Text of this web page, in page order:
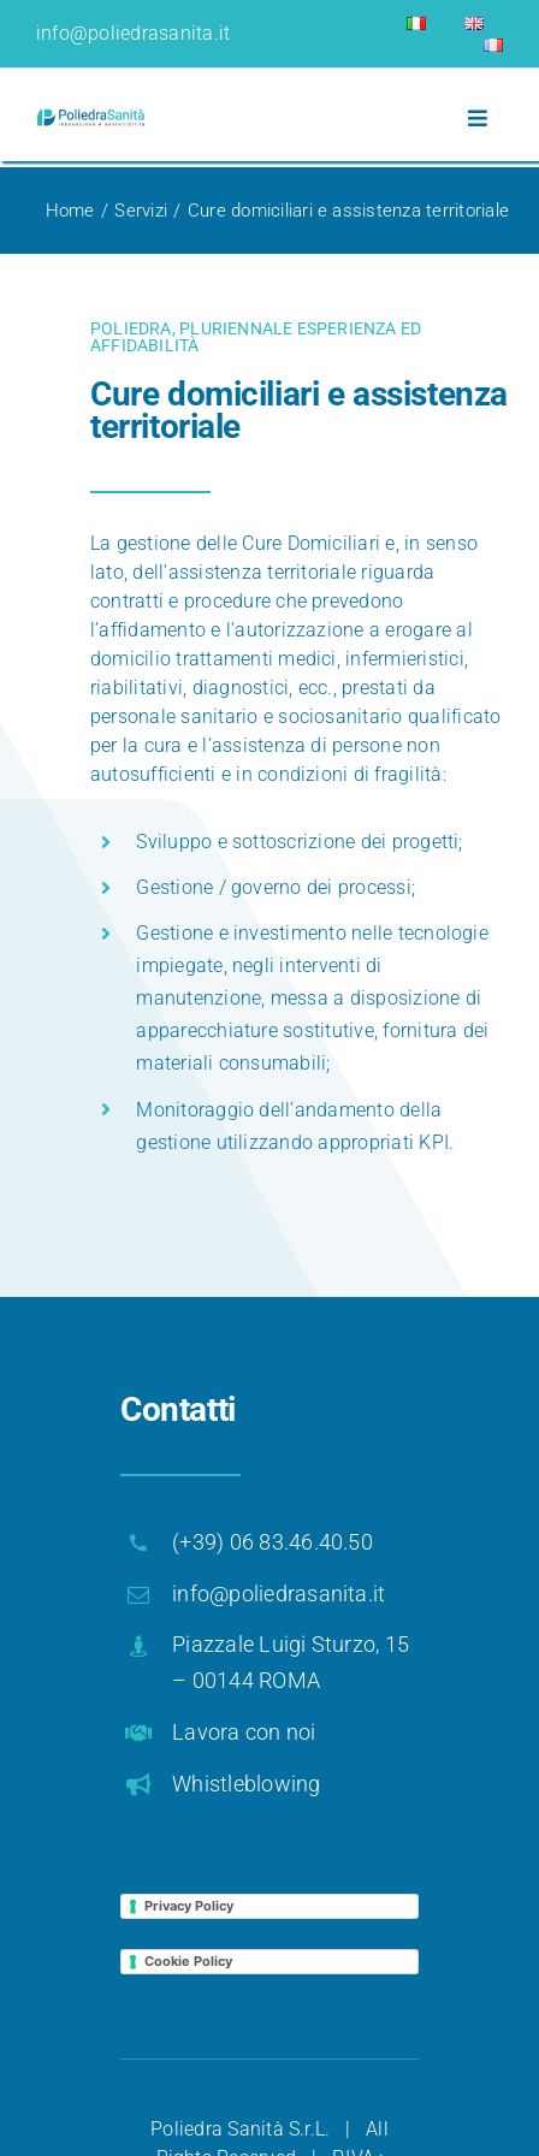
contenuto
info@poliedrasanita.it
Toggle
BUSINESS MODEL
VANTAGGI
CLIENTI
CERTIFICAZIONI
CONTATTI
Home Servizi Cure domiciliari e assistenza territoriale
POLIEDRA, PLURIENNALE ESPERIENZA ED
AFFIDABILITÀ
Cure domiciliari e assistenza
territoriale
La gestione delle Cure Domiciliari e, in senso
lato, dell’assistenza territoriale riguarda
contratti e procedure che prevedono
l’affidamento e l’autorizzazione a erogare al
domicilio trattamenti medici, infermieristici,
riabilitativi, diagnostici, ecc., prestati da
personale sanitario e sociosanitario qualificato
per la cura e l’assistenza di persone non
autosufficienti e in condizioni di fragilità:
Sviluppo e sottoscrizione dei progetti;
Gestione / governo dei processi;
Gestione e investimento nelle tecnologie
impiegate, negli interventi di
manutenzione, messa a disposizione di
apparecchiature sostitutive, fornitura dei
materiali consumabili;
Monitoraggio dell’andamento della
gestione utilizzando appropriati KPI.
Contatti
(+39) 06 83.46.40.50
info@poliedrasanita.it
Piazzale Luigi Sturzo, 15
– 00144 ROMA
Lavora con noi
Whistleblowing
Privacy Policy
Cookie Policy
Poliedra Sanità S.r.L. | All